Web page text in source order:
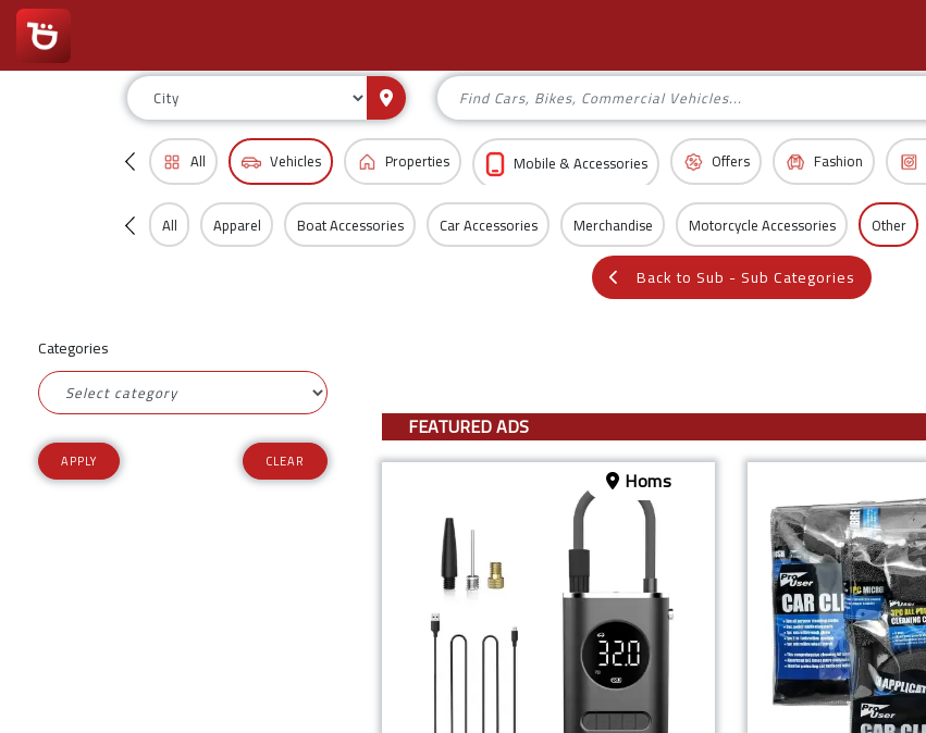
All Vehicles Properties Mobile & Accessories Offers Fashion
All Apparel Boat Accessories Car Accessories Merchandise Motorcycle Accessories Other
Back to Sub - Sub Categories
Categories
CLEAR
FEATURED ADS
Homs